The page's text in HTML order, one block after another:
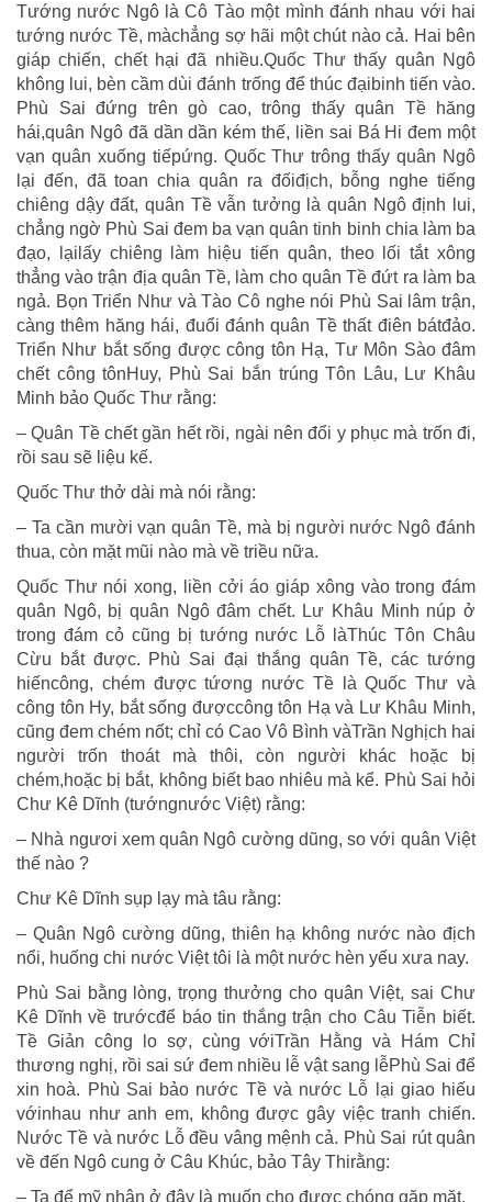
Tướng nước Ngô là Cô Tào một mình đánh nhau với hai
tướng nước Tề, màchẳng sợ hãi một chút nào cả. Hai bên
giáp chiến, chết hại đã nhiều.Quốc Thư thấy quân Ngô
không lui, bèn cầm dùi đánh trống để thúc đạibinh tiến vào.
Phù Sai đứng trên gò cao, trông thấy quân Tề hăng
hái,quân Ngô đã dần dần kém thế, liền sai Bá Hi đem một
vạn quân xuống tiếpứng. Quốc Thư trông thấy quân Ngô
lại đến, đã toan chia quân ra đốiđịch, bỗng nghe tiếng
chiêng dậy đất, quân Tề vẫn tưởng là quân Ngô định lui,
chẳng ngờ Phù Sai đem ba vạn quân tinh binh chia làm ba
đạo, lạilấy chiêng làm hiệu tiến quân, theo lối tắt xông
thẳng vào trận địa quân Tề, làm cho quân Tề đứt ra làm ba
ngả. Bọn Triển Như và Tào Cô nghe nói Phù Sai lâm trận,
càng thêm hăng hái, đuổi đánh quân Tề thất điên bátđảo.
Triển Như bắt sống được công tôn Hạ, Tư Môn Sào đâm
chết công tônHuy, Phù Sai bắn trúng Tôn Lâu, Lư Khâu
Minh bảo Quốc Thư rằng:
– Quân Tề chết gần hết rồi, ngài nên đổi y phục mà trốn đi,
rồi sau sẽ liệu kế.
Quốc Thư thở dài mà nói rằng:
– Ta cần mười vạn quân Tề, mà bị người nước Ngô đánh
thua, còn mặt mũi nào mà về triều nữa.
Quốc Thư nói xong, liền cởi áo giáp xông vào trong đám
quân Ngô, bị quân Ngô đâm chết. Lư Khâu Minh núp ở
trong đám cỏ cũng bị tướng nước Lỗ làThúc Tôn Châu
Cừu bắt được. Phù Sai đại thắng quân Tề, các tướng
hiếncông, chém được tứơng nước Tề là Quốc Thư và
công tôn Hy, bắt sống đượccông tôn Hạ và Lư Khâu Minh,
cũng đem chém nốt; chỉ có Cao Vô Bình vàTrần Nghịch hai
người trốn thoát mà thôi, còn người khác hoặc bị
chém,hoặc bị bắt, không biết bao nhiêu mà kể. Phù Sai hỏi
Chư Kê Dĩnh (tướngnước Việt) rằng:
– Nhà ngươi xem quân Ngô cường dũng, so với quân Việt
thế nào ?
Chư Kê Dĩnh sụp lạy mà tâu rằng:
– Quân Ngô cường dũng, thiên hạ không nước nào địch
nổi, huống chi nước Việt tôi là một nước hèn yếu xưa nay.
Phù Sai bằng lòng, trọng thưởng cho quân Việt, sai Chư
Kê Dĩnh về trướcđể báo tin thắng trận cho Câu Tiễn biết.
Tề Giản công lo sợ, cùng vớiTrần Hằng và Hám Chỉ
thương nghị, rồi sai sứ đem nhiều lễ vật sang lễPhù Sai để
xin hoà. Phù Sai bảo nước Tề và nước Lỗ lại giao hiếu
vớinhau như anh em, không được gây việc tranh chiến.
Nước Tề và nước Lỗ đều vâng mệnh cả. Phù Sai rút quân
về đến Ngô cung ở Câu Khúc, bảo Tây Thirằng:
– Ta để mỹ nhân ở đây là muốn cho được chóng gặp mặt.